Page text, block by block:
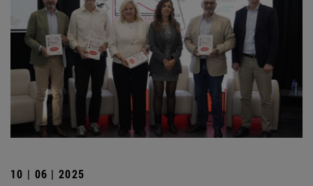
10 | 06 | 2025